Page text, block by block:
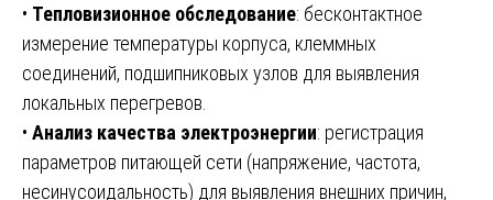
• Тепловизионное обследование: бесконтактное
измерение температуры корпуса, клеммных
соединений, подшипниковых узлов для выявления
локальных перегревов.
• Анализ качества электроэнергии: регистрация
параметров питающей сети (напряжение, частота,
несинусоидальность) для выявления внешних причин,